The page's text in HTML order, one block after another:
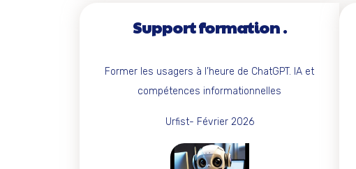
Support formation
Former les usagers à l’heure de ChatGPT. IA et
compétences informationnelles
Urfist- Février 2026